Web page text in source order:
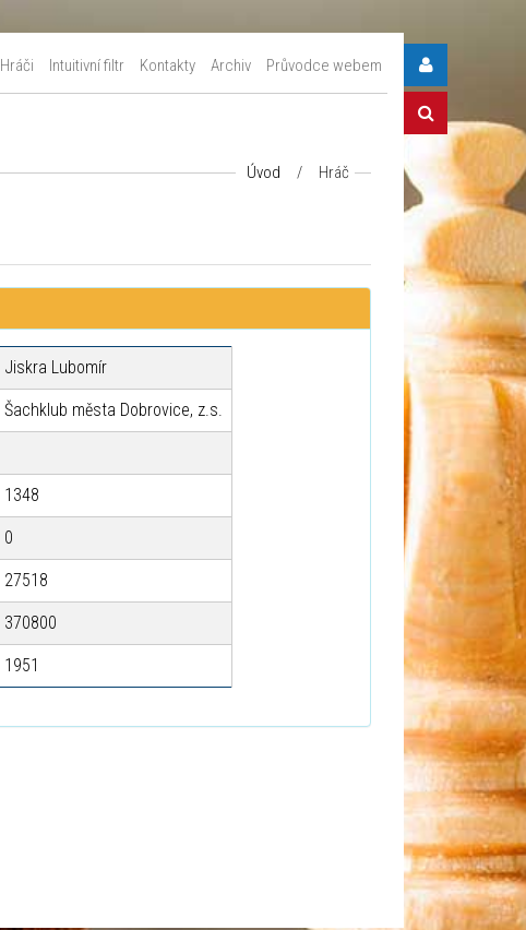
Hráči Intuitivní filtr Kontakty Archiv Průvodce webem
Úvod / Hráč
Jiskra Lubomír
Šachklub města Dobrovice, z.s.
1348
0
27518
370800
1951